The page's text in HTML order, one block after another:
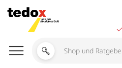
Inhalt
springen
Shop